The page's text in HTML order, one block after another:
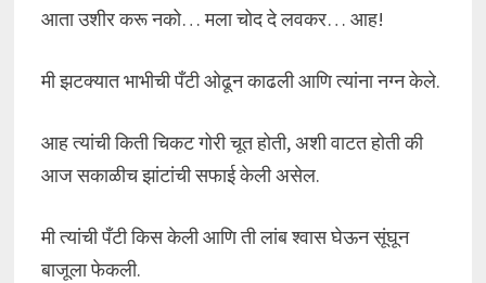
आता उशीर करू नको… मला चोद दे लवकर… आह!
मी झटक्यात भाभीची पँटी ओढून काढली आणि त्यांना नग्न केले.
आह त्यांची किती चिकट गोरी चूत होती, अशी वाटत होती की
आज सकाळीच झांटांची सफाई केली असेल.
मी त्यांची पँटी किस केली आणि ती लांब श्वास घेऊन सूंघून
बाजूला फेकली.